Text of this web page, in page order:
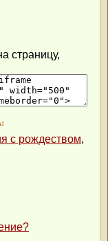
страницу,
с рождеством,